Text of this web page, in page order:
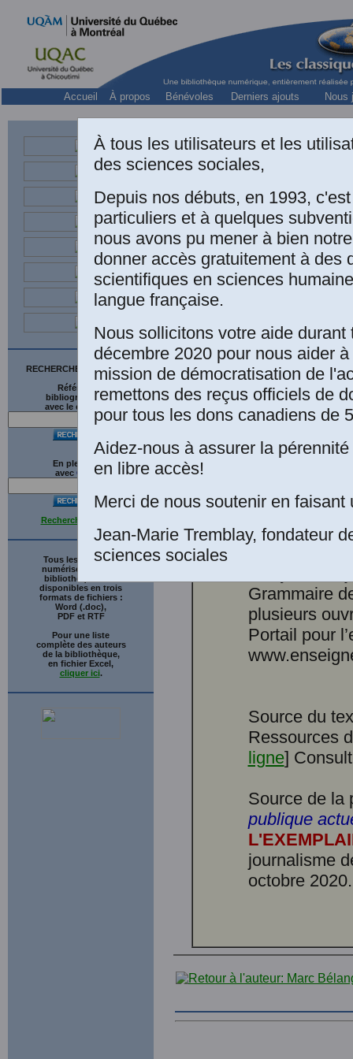
Accueil À propos Bénévoles Derniers ajouts Nous
RECHERCHE SUR LE SITE
Références
bibliographiques
avec le catalogue
En plein texte
avec G gle
Recherche avancée
Tous les ouvrages
numérisés de cette
bibliothèque sont
disponibles en trois
formats de fichiers :
Word (.doc),
PDF et RTF
Pour une liste
complète des auteurs
de la bibliothèque,
en fichier Excel,
cliquer ici.
Suzanne
de genres
publication
Grammaire
plusieurs
Portail pour
Source du
Ressources
ligne]
Source de la
publique
journalisme
octobre 2020.
À tous les utilisateurs et les
des sciences sociales,
Depuis nos débuts, en 1993,
particuliers et à quelques
nous avons pu mener à bien
donner accès gratuitement à des
scientifiques en sciences
langue française.
Nous sollicitons votre aide durant
décembre 2020 pour nous aider
mission de démocratisation de
remettons des reçus officiels de
pour tous les dons canadiens de
Aidez-nous à assurer la
en libre accès!
Merci de nous soutenir en faisant
Jean-Marie Tremblay, fondateur
sciences sociales